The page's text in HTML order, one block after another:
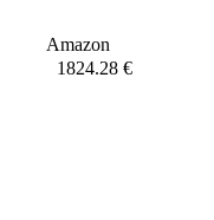
Amazon
1824.28 €